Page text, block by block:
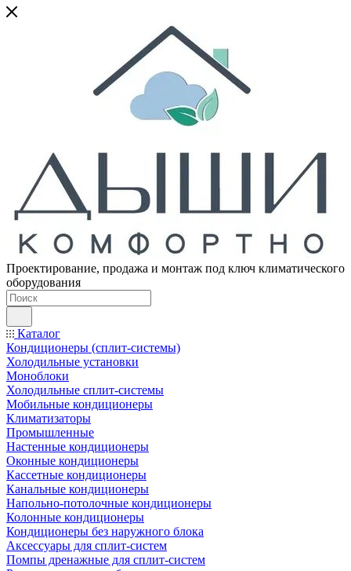
Проектирование, продажа и монтаж под ключ климатического
оборудования
Каталог
Кондиционеры (сплит-системы)
Холодильные установки
Моноблоки
Холодильные сплит-системы
Мобильные кондиционеры
Климатизаторы
Промышленные
Настенные кондиционеры
Оконные кондиционеры
Кассетные кондиционеры
Канальные кондиционеры
Напольно-потолочные кондиционеры
Колонные кондиционеры
Кондиционеры без наружного блока
Аксессуары для сплит-систем
Помпы дренажные для сплит-систем